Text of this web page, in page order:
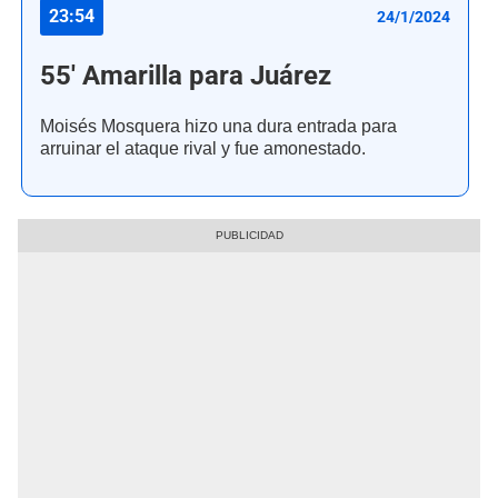
23:54 24/1/2024
55' Amarilla para Juárez
Moisés Mosquera hizo una dura entrada para
arruinar el ataque rival y fue amonestado.